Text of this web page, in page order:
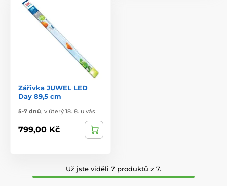
Zářivka JUWEL LED
Day 89,5 cm
5-7 dnů, v úterý 18. 8. u vás
799,00 Kč
Už jste viděli 7 produktů z 7.